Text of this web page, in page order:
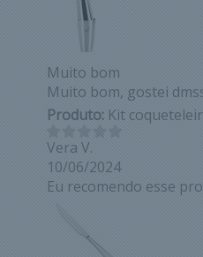
Muito bom
Muito bom, gostei
Produto: Kit
Vera V.
10/06/2024
Eu recomendo esse